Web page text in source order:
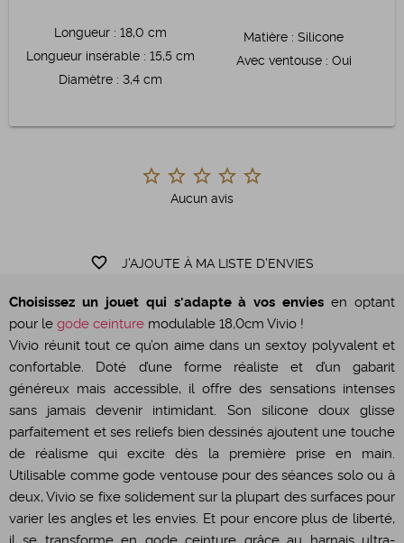
Aucun avis
favorite_border J'AJOUTE À MA LISTE D'ENVIES
Longueur : 18,0 cm
Longueur insérable : 15,5 cm
Diamètre : 3,4 cm
Matière : Silicone
Avec ventouse: Oui
Choisissez un jouet qui s'adapte à vos enviesen optant
pour le gode ceinture modulable 18,0cm Vivio !
Vivio réunit tout ce qu’on aime dans un sextoy polyvalent et
confortable. Doté d’une forme réaliste et d’un gabarit
généreux mais accessible, il offre des sensations intenses
sans jamais devenir intimidant. Son silicone doux glisse
parfaitement et ses reliefs bien dessinés ajoutent une touche
de réalisme qui excite dès la première prise en main.
Utilisable comme gode ventouse pour des séances solo ou à
deux, Vivio se fixe solidement sur la plupart des surfaces pour
varier les angles et les envies. Et pour encore plus de liberté,